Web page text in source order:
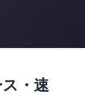
・速